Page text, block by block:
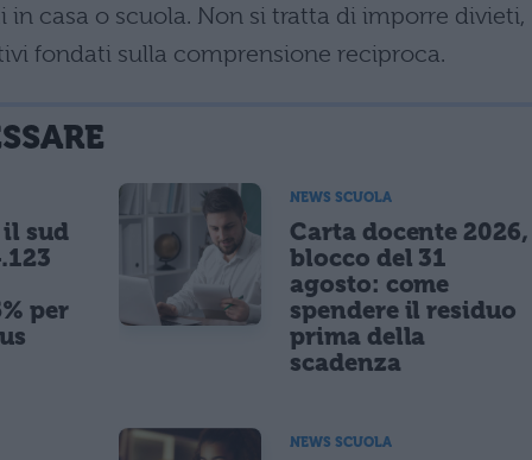
casa o scuola. Non si tratta di imporre divieti,
fondati sulla comprensione reciproca.
sud
per
NEWS SCUOLA
Carta docente 2026,
blocco del 31
agosto: come
spendere il residuo
prima della
scadenza
NEWS SCUOLA